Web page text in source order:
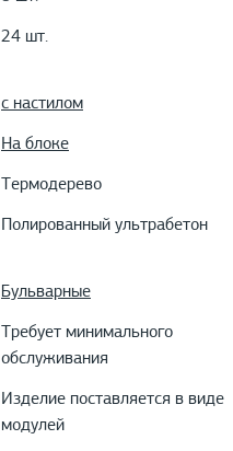
24 шт.
с настилом
На блоке
Термодерево
Полированный ультрабетон
Бульварные
Требует минимального
обслуживания
Изделие поставляется в виде
модулей